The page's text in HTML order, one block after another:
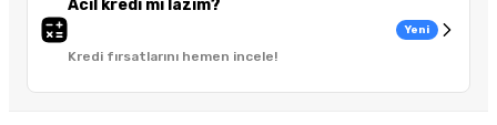
Acil kredi mi lazım?
Kredi fırsatlarını hemen incele!
Yeni